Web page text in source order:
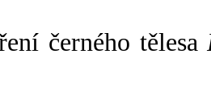
černého tělesa